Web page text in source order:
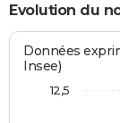
Evolution du
Données
Insee)
12,5